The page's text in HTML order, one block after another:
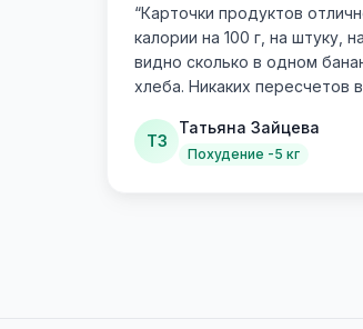
“Карточки продуктов
калории на 100 г, на штуку,
видно сколько в одном
хлеба. Никаких пересчетов
ТЗ
Татьяна Зайцева
Похудение -5 кг